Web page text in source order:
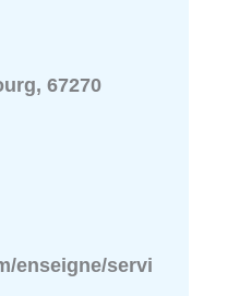
67270
enseigne/servi